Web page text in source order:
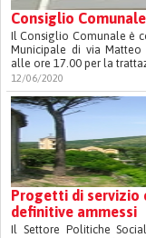
Consiglio
Il Consiglio Comunale è
Municipale di via Matteo
alle ore 17.00 per la
12/06/2020
Progetti di servizio
definitive ammessi
Il Settore Politiche